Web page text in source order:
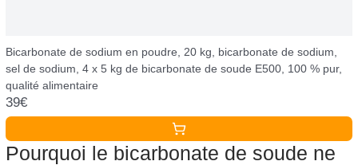
Bicarbonate de sodium en poudre, 20 kg, bicarbonate de sodium,
sel de sodium, 4 x 5 kg de bicarbonate de soude E500, 100 % pur,
qualité alimentaire
39€
Pourquoi le bicarbonate de soude ne